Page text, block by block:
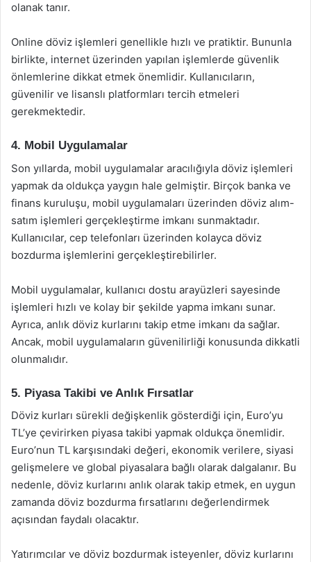
olanak tanır.
Online döviz işlemleri genellikle hızlı ve pratiktir. Bununla
birlikte, internet üzerinden yapılan işlemlerde güvenlik
önlemlerine dikkat etmek önemlidir. Kullanıcıların,
güvenilir ve lisanslı platformları tercih etmeleri
gerekmektedir.
4. Mobil Uygulamalar
Son yıllarda, mobil uygulamalar aracılığıyla döviz işlemleri
yapmak da oldukça yaygın hale gelmiştir. Birçok banka ve
finans kuruluşu, mobil uygulamaları üzerinden döviz alım-
satım işlemleri gerçekleştirme imkanı sunmaktadır.
Kullanıcılar, cep telefonları üzerinden kolayca döviz
bozdurma işlemlerini gerçekleştirebilirler.
Mobil uygulamalar, kullanıcı dostu arayüzleri sayesinde
işlemleri hızlı ve kolay bir şekilde yapma imkanı sunar.
Ayrıca, anlık döviz kurlarını takip etme imkanı da sağlar.
Ancak, mobil uygulamaların güvenilirliği konusunda dikkatli
olunmalıdır.
5. Piyasa Takibi ve Anlık Fırsatlar
Döviz kurları sürekli değişkenlik gösterdiği için, Euro’yu
TL’ye çevirirken piyasa takibi yapmak oldukça önemlidir.
Euro’nun TL karşısındaki değeri, ekonomik verilere, siyasi
gelişmelere ve global piyasalara bağlı olarak dalgalanır. Bu
nedenle, döviz kurlarını anlık olarak takip etmek, en uygun
zamanda döviz bozdurma fırsatlarını değerlendirmek
açısından faydalı olacaktır.
Yatırımcılar ve döviz bozdurmak isteyenler, döviz kurlarını